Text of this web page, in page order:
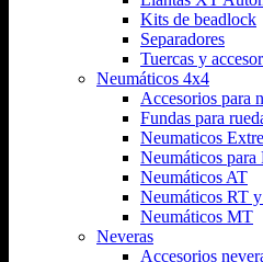
Kits de beadlock
Separadores
Tuercas y
Neumáticos 4x4
Accesorios para
Fundas para
Neumaticos
Neumáticos para
Neumáticos AT
Neumáticos RT
Neumáticos MT
Neveras
Accesorios